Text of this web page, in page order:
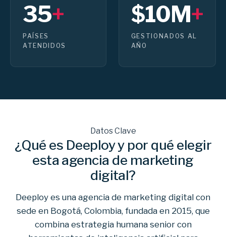
35+
PAÍSES
ATENDIDOS
$10M+
GESTIONADOS AL
AÑO
Datos Clave
¿Qué es Deeploy y por qué elegir
esta agencia de marketing
digital?
Deeploy es una agencia de marketing digital con
sede en Bogotá, Colombia, fundada en 2015, que
combina estrategia humana senior con